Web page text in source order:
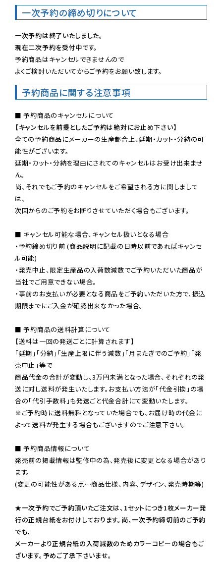
一次予約の締め切りについて
一次予約は終了いたしました。
現在二次予約を受付中です。
予約商品はキャンセルできませんので
よくご検討いただいてからご予約をお願い致します。
予約商品に関する注意事項
【キャンセルを前提としたご予約は絶対にお止め下さい】
全ての予約商品にメーカーの生産都合上、延期・カット・分納の可
能性がございます。
延期・カット・分納を理由にされてのキャンセルはお受け出来ませ
ん。
尚、それでもご予約のキャンセルをご希望される方に関しまして
は、
次回からのご予約をお断りさせていただく場合もございます。
■ キャンセル可能な場合、キャンセル扱いとなる場合
・予約締め切り前 (商品説明に記載の日時以前であればキャンセ
ル可能)
・発売中止、限定生産品の入荷数減数でご予約いただいた商品が
当社でご用意できない場合。
・事前のお支払いが必要となる商品をご予約いただいた方で、振込
期限までにご入金が確認出来なかった場合。
■ 予約商品の送料計算について
【送料は一回の発送ごとに計算されます】
「延期」「分納」「生産上限に伴う減数」「月またぎでのご予約」「発
売中止」等で
商品代金の合計が変動し、3万円未満となった場合、それぞれの発
送に対し送料が発生いたします。お支払い方法が「代金引換」の場
※ご予約時に送料無料となっていた場合でも、お届け時の代金に
よって送料が発生する場合もございますのでご注意下さい。
■ 予約商品情報について
発売前の掲載情報は監修中の為、発売後に変更となる場合があり
ます。
(変更の可能性がある点…商品仕様、内容、デザイン、発売時期等)
★一次予約でご予約頂いたご注文は、1セットにつき1枚メーカー発
行の正規台紙をお付けしております。尚、一次予約締切前のご予約
でも、
メーカーより正規台紙の入荷減数のためカラーコピーの場合もご
ざいます。予めご了承下さいませ。